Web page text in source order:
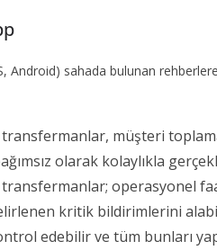
Android) sahada bulunan
müşteri
olarak kolaylıkla
operasyonel
kritik bildirimlerini
edebilir ve tüm bunları